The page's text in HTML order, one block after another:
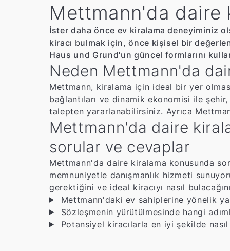
Mettmann'da daire
İster daha önce ev kiralama deneyiminiz
kiracı bulmak için, önce kişisel bir
Haus und Grund'un güncel formlarını
Neden Mettmann'da
Mettmann, kiralama için ideal bir yer
bağlantıları ve dinamik ekonomisi ile
talepten yararlanabilirsiniz. Ayrıca
Mettmann'da daire
sorular ve cevaplar
Mettmann'da daire kiralama konusunda
memnuniyetle danışmanlık hizmeti
gerektiğini ve ideal kiracıyı nasıl
Mettmann'daki ev sahiplerine yönelik
Sözleşmenin yürütülmesinde hangi
Potansiyel kiracılarla en iyi şekilde